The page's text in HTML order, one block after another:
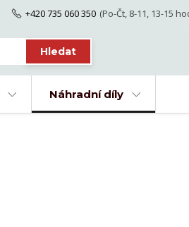
Hledat
+420 735 060 350 (Po-Čt, 8-11, 13-15
Náhradní díly